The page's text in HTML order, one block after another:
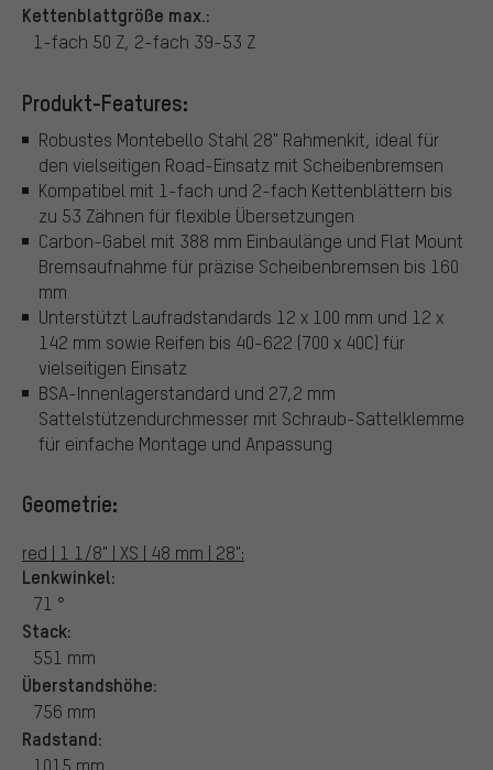
Kettenblattgröße max.:
1-fach 50 Z, 2-fach 39-53 Z
Produkt-Features:
Robustes Montebello Stahl 28" Rahmenkit, ideal für
den vielseitigen Road-Einsatz mit Scheibenbremsen
Kompatibel mit 1-fach und 2-fach Kettenblättern bis
zu 53 Zähnen für flexible Übersetzungen
Carbon-Gabel mit 388 mm Einbaulänge und Flat Mount
Bremsaufnahme für präzise Scheibenbremsen bis 160
mm
Unterstützt Laufradstandards 12 x 100 mm und 12 x
142 mm sowie Reifen bis 40-622 (700 x 40C) für
vielseitigen Einsatz
BSA-Innenlagerstandard und 27,2 mm
Sattelstützendurchmesser mit Schraub-Sattelklemme
für einfache Montage und Anpassung
Geometrie:
red | 1 1/8" | XS | 48 mm | 28":
Lenkwinkel:
71 °
Stack:
551 mm
Überstandshöhe:
756 mm
Radstand:
1015 mm